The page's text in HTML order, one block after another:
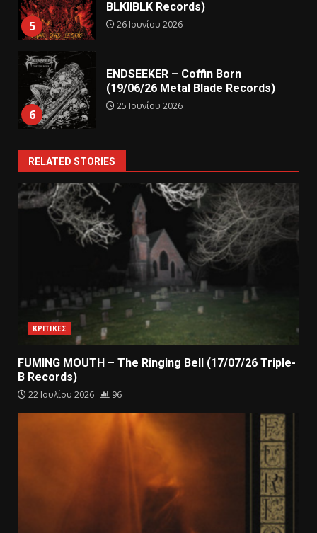
5
BLKIIBLK Records)
26 Ιουνίου 2026
6
ENDSEEKER – Coffin Born
(19/06/26 Metal Blade Records)
25 Ιουνίου 2026
RELATED STORIES
ΚΡΙΤΙΚΕΣ
FUMING MOUTH – The Ringing Bell (17/07/26 Triple-
B Records)
22 Ιουλίου 2026 96